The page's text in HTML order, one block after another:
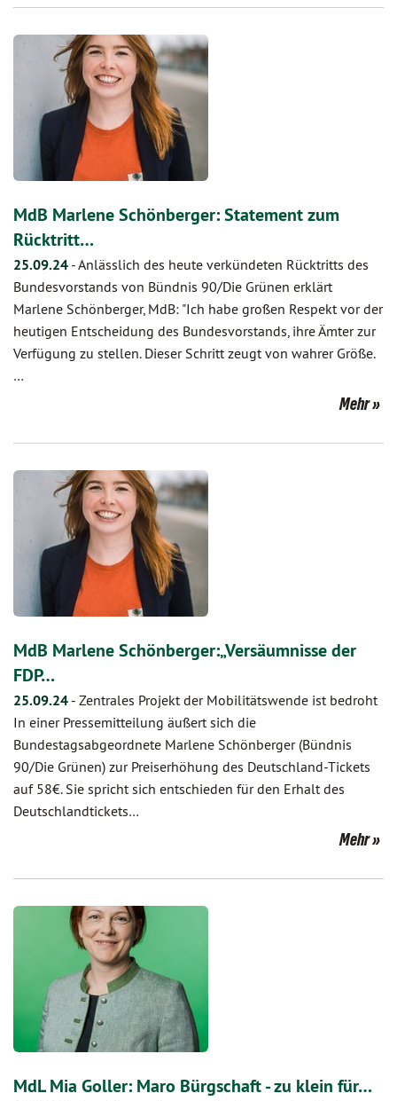
MdB Marlene Schönberger: Statement zum
Rücktritt…
25.09.24 -Anlässlich des heute verkündeten Rücktritts des
Bundesvorstands von Bündnis 90/Die Grünen erklärt
Marlene Schönberger, MdB: "Ich habe großen Respekt vor der
heutigen Entscheidung des Bundesvorstands, ihre Ämter zur
Verfügung zu stellen. Dieser Schritt zeugt von wahrer Größe.
…
Mehr
MdB Marlene Schönberger:„Versäumnisse der
FDP…
25.09.24 - Zentrales Projekt der Mobilitätswende ist bedroht
In einer Pressemitteilung äußert sich die
Bundestagsabgeordnete Marlene Schönberger (Bündnis
90/Die Grünen) zur Preiserhöhung des Deutschland-Tickets
auf 58€. Sie spricht sich entschieden für den Erhalt des
Deutschlandtickets…
Mehr
MdL Mia Goller: Maro Bürgschaft - zu klein für…